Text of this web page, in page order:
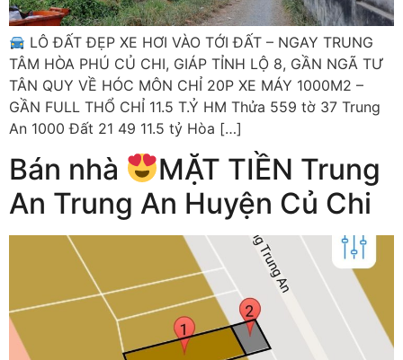
LÔ ĐẤT ĐẸP XE HƠI VÀO TỚI ĐẤT – NGAY TRUNG
TÂM HÒA PHÚ CỦ CHI, GIÁP TỈNH LỘ 8, GẦN NGÃ TƯ
TÂN QUY VỀ HÓC MÔN CHỈ 20P XE MÁY 1000M2 –
GẦN FULL THỔ CHỈ 11.5 T.Ỷ HM Thửa 559 tờ 37 Trung
An 1000 Đất 21 49 11.5 tỷ Hòa […]
Bán nhà
MẶT TIỀN Trung
An Trung An Huyện Củ Chi